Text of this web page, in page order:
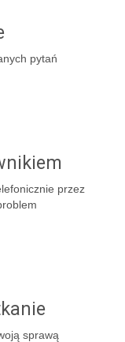
pytań
przez
sprawą